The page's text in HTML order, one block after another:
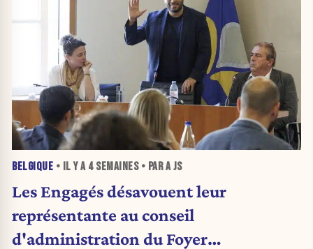
BELGIQUE • IL Y A 4 SEMAINES• PAR A JS
Les Engagés désavouent leur
représentante au conseil
d'administration du Foyer